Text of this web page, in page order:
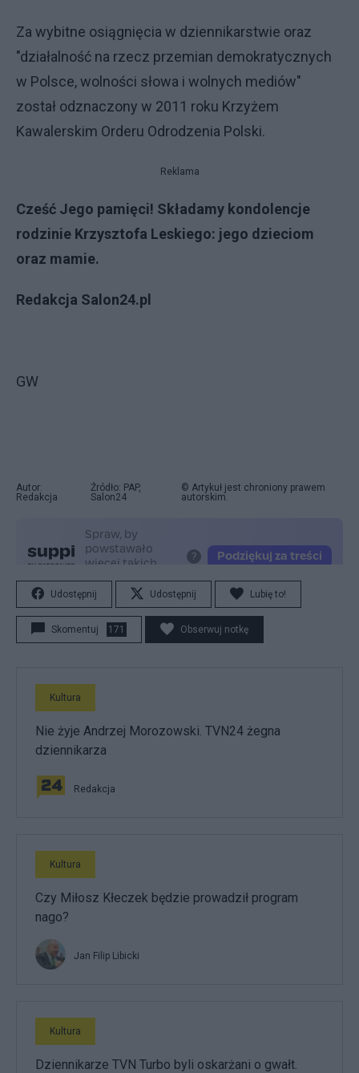
Za wybitne osiągnięcia w dziennikarstwie oraz
"działalność na rzecz przemian demokratycznych
w Polsce, wolności słowa i wolnych mediów"
został odznaczony w 2011 roku Krzyżem
Kawalerskim Orderu Odrodzenia Polski.
Reklama
Cześć Jego pamięci! Składamy kondolencje
rodzinie Krzysztofa Leskiego: jego dzieciom
oraz mamie.
Redakcja Salon24.pl
GW
Autor:
Redakcja
Źródło: PAP,
Salon24
© Artykuł jest chroniony prawem
autorskim.
Udostępnij Udostępnij Lubię to!
Skomentuj 171 Obserwuj notkę
Kultura
Nie żyje Andrzej Morozowski. TVN24 żegna
dziennikarza
Redakcja
Kultura
Czy Miłosz Kłeczek będzie prowadził program
nago?
Jan Filip Libicki
Kultura
Dziennikarze TVN Turbo byli oskarżani o gwałt.